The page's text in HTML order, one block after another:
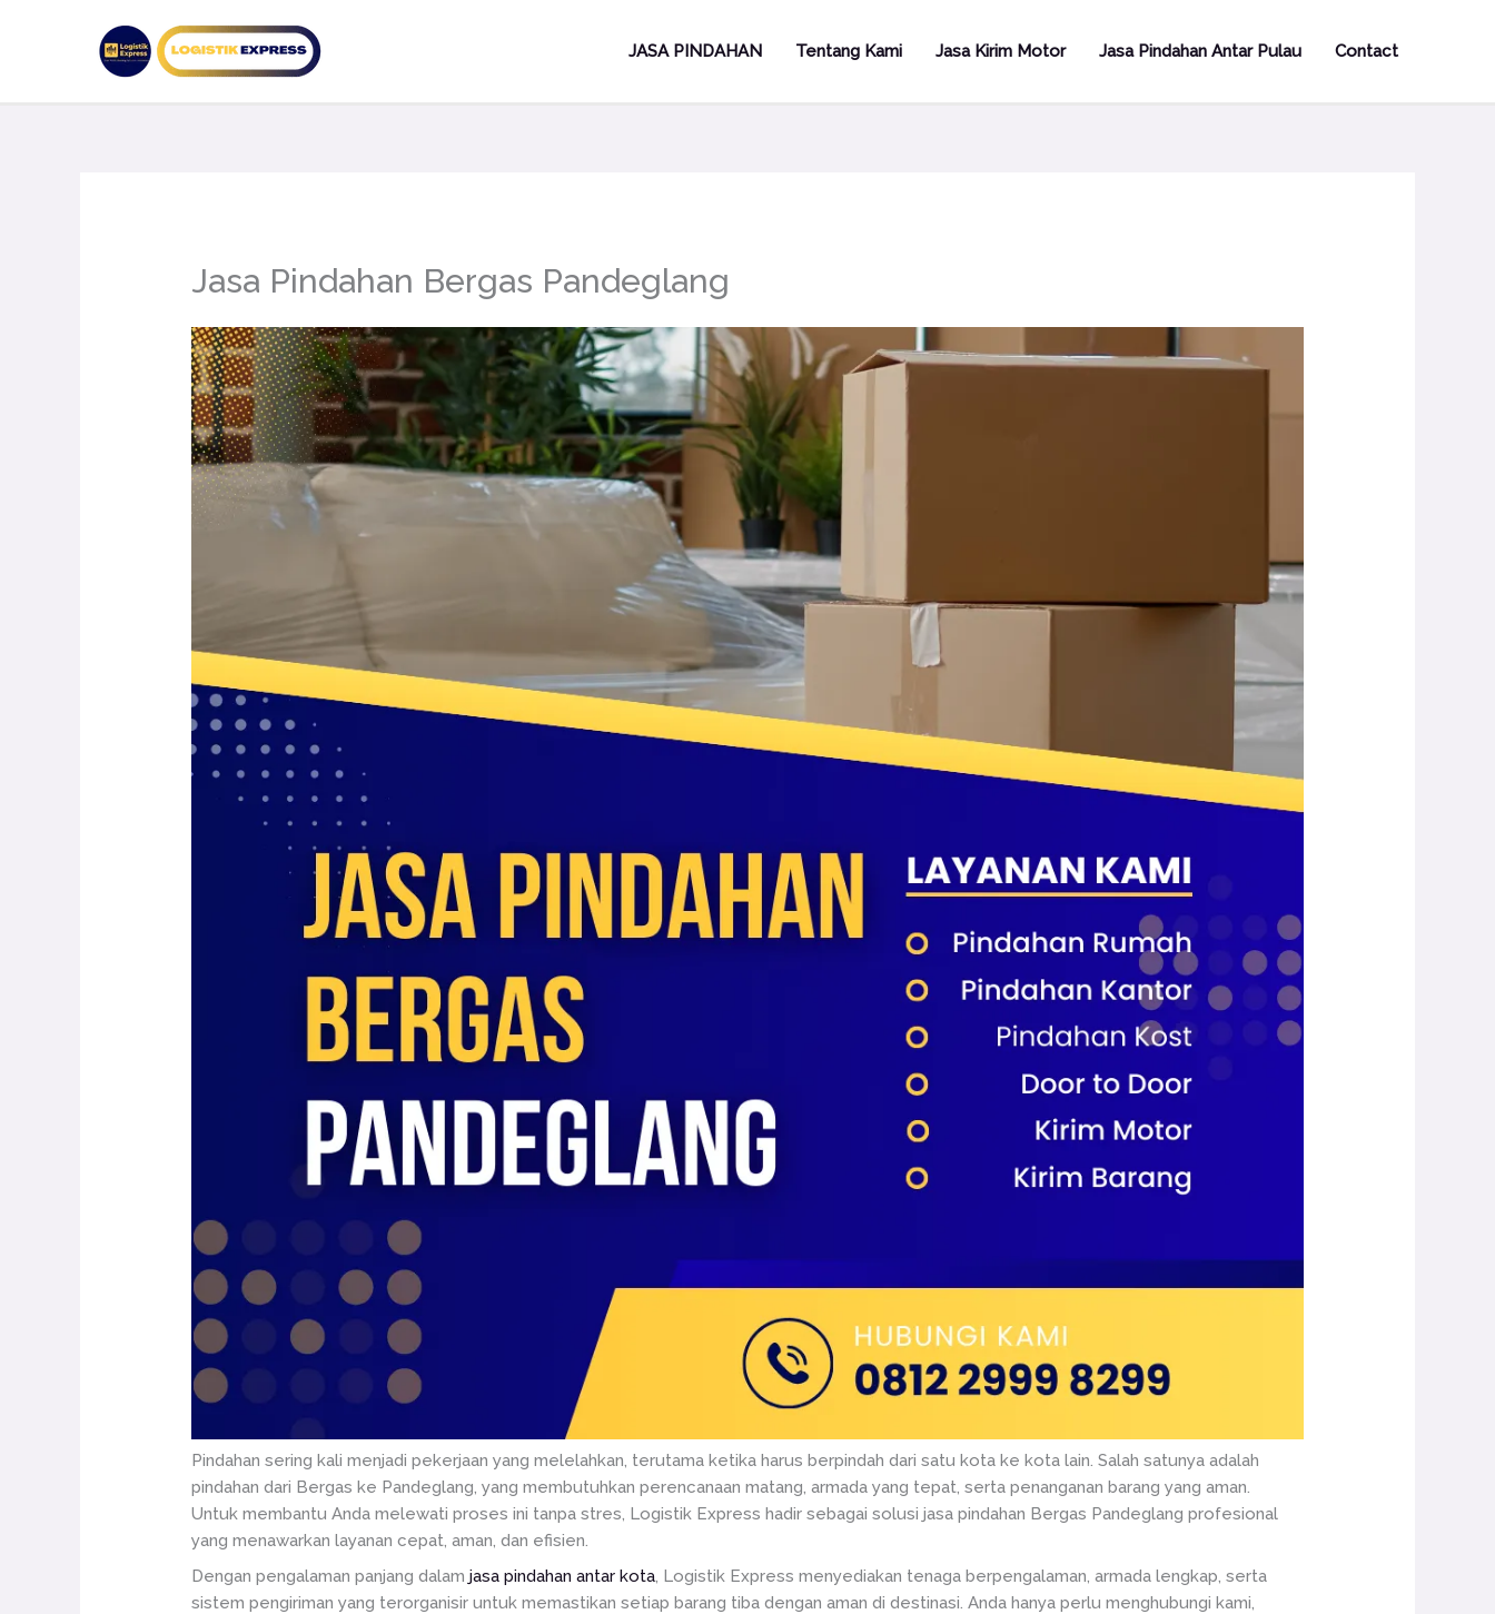
JASA PINDAHAN Tentang Kami Jasa Kirim Motor Jasa Pindahan Antar Pulau Contact
Jasa Pindahan Bergas Pandeglang
Pindahan sering kali menjadi pekerjaan yang melelahkan, terutama ketika harus berpindah dari satu kota ke kota lain. Salah satunya adalah
pindahan dari Bergas ke Pandeglang, yang membutuhkan perencanaan matang, armada yang tepat, serta penanganan barang yang aman.
Untuk membantu Anda melewati proses ini tanpa stres, Logistik Express hadir sebagai solusi jasa pindahan Bergas Pandeglang profesional
yang menawarkan layanan cepat, aman, dan efisien.
Dengan pengalaman panjang dalamjasa pindahan antar kota , Logistik Express menyediakan tenaga berpengalaman, armada lengkap, serta
sistem pengiriman yang terorganisir untuk memastikan setiap barang tiba dengan aman di destinasi. Anda hanya perlu menghubungi kami,